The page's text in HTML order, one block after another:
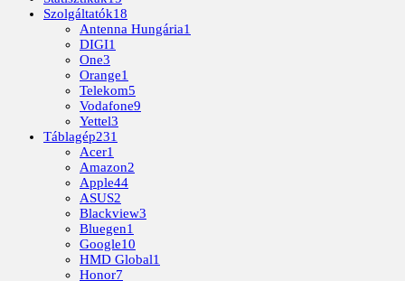
Szolgáltatók18
Antenna Hungária1
DIGI1
One3
Orange1
Telekom5
Vodafone9
Yettel3
Táblagép231
Acer1
Amazon2
Apple44
ASUS2
Blackview3
Bluegen1
Google10
HMD Global1
Honor7